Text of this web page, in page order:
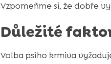
Vzpomeňme si, že dobře
Důležité
Volba psího krmiva